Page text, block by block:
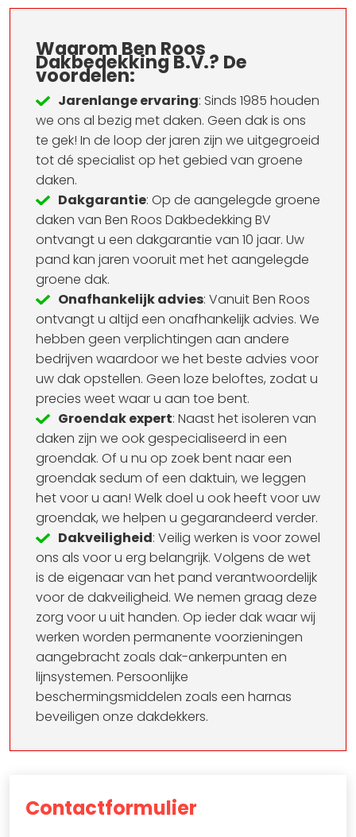
Waarom Ben Roos
Dakbedekking B.V.? De
voordelen:
Jarenlange ervaring: Sinds 1985 houden
we ons al bezig met daken. Geen dak is ons
te gek! In de loop der jaren zijn we uitgegroeid
tot dé specialist op het gebied van groene
daken.
Dakgarantie: Op de aangelegde groene
daken van Ben Roos Dakbedekking BV
ontvangt u een dakgarantie van 10 jaar. Uw
pand kan jaren vooruit met het aangelegde
groene dak.
Onafhankelijk advies: Vanuit Ben Roos
ontvangt u altijd een onafhankelijk advies. We
hebben geen verplichtingen aan andere
bedrijven waardoor we het beste advies voor
uw dak opstellen. Geen loze beloftes, zodat u
precies weet waar u aan toe bent.
Groendak expert: Naast het isoleren van
daken zijn we ook gespecialiseerd in een
groendak. Of u nu op zoek bent naar een
groendak sedum of een daktuin, we leggen
het voor u aan! Welk doel u ook heeft voor uw
groendak, we helpen u gegarandeerd verder.
Dakveiligheid: Veilig werken is voor zowel
ons als voor u erg belangrijk. Volgens de wet
is de eigenaar van het pand verantwoordelijk
voor de dakveiligheid. We nemen graag deze
zorg voor u uit handen. Op ieder dak waar wij
werken worden permanente voorzieningen
aangebracht zoals dak-ankerpunten en
lijnsystemen. Persoonlijke
beschermingsmiddelen zoals een harnas
beveiligen onze dakdekkers.
Contactformulier